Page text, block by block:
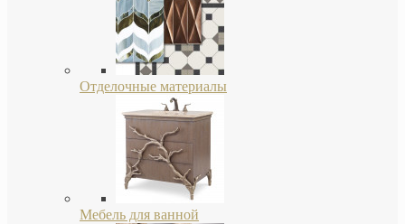
Отделочные материалы
Мебель для ванной